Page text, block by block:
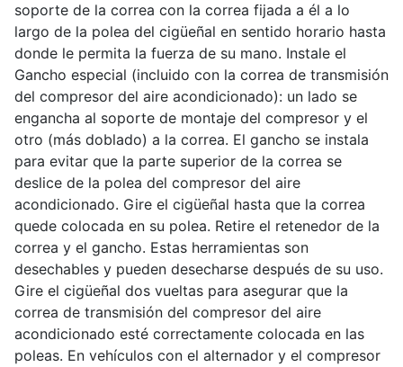
soporte de la correa con la correa fijada a él a lo
largo de la polea del cigüeñal en sentido horario hasta
donde le permita la fuerza de su mano. Instale el
Gancho especial (incluido con la correa de transmisión
del compresor del aire acondicionado): un lado se
engancha al soporte de montaje del compresor y el
otro (más doblado) a la correa. El gancho se instala
para evitar que la parte superior de la correa se
deslice de la polea del compresor del aire
acondicionado. Gire el cigüeñal hasta que la correa
quede colocada en su polea. Retire el retenedor de la
correa y el gancho. Estas herramientas son
desechables y pueden desecharse después de su uso.
Gire el cigüeñal dos vueltas para asegurar que la
correa de transmisión del compresor del aire
acondicionado esté correctamente colocada en las
poleas. En vehículos con el alternador y el compresor